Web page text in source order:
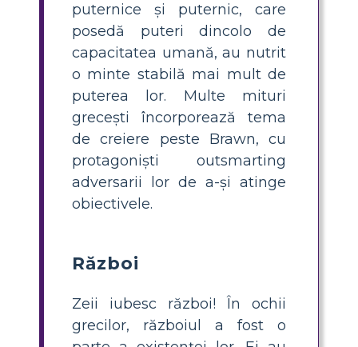
puternice și puternic, care
posedă puteri dincolo de
capacitatea umană, au nutrit
o minte stabilă mai mult de
puterea lor. Multe mituri
grecești încorporează tema
de creiere peste Brawn, cu
protagoniști outsmarting
adversarii lor de a-și atinge
obiectivele.
Război
Zeii iubesc război! În ochii
grecilor, războiul a fost o